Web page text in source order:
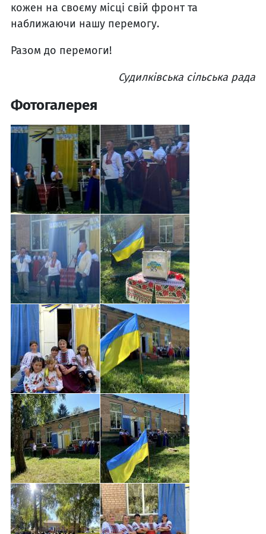
кожен на своєму місці свій фронт та
наближаючи нашу перемогу.
Разом до перемоги!
Судилківська сільська рада
Фотогалерея